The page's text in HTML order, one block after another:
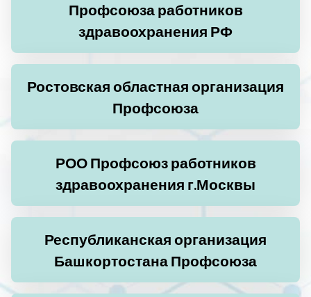
Профсоюза работников
здравоохранения РФ
Ростовская областная организация
Профсоюза
РОО Профсоюз работников
здравоохранения г.Москвы
Республиканская организация
Башкортостана Профсоюза